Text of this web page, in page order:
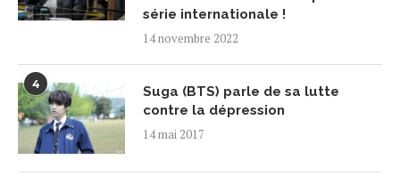
série internationale !
14 novembre 2022
4
Suga (BTS) parle de sa lutte
contre la dépression
14 mai 2017